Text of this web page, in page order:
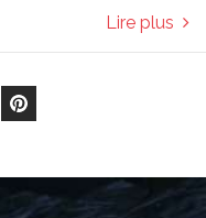
Lire plus